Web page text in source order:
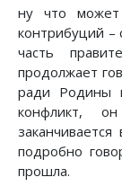
ну что
контрибуций –
часть
продолжает
ради Родины
конфликт,
подробно
прошла.